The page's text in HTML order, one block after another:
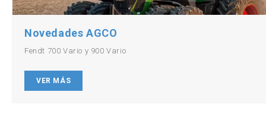
Novedades AGCO
Fendt 700 Vario y 900 Vario
VER MÁS